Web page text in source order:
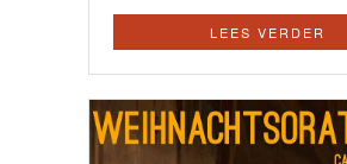
LEES VERDER